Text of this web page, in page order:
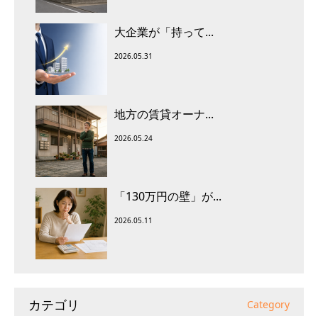
大企業が「持って...
2026.05.31
地方の賃貸オーナ...
2026.05.24
「130万円の壁」が...
2026.05.11
カテゴリ Category